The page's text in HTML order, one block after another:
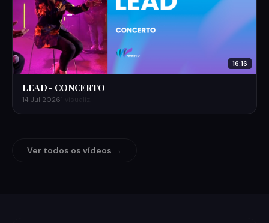
16:16
LEAD - CONCERTO
14 Jul 2026
Ver todos os vídeos →